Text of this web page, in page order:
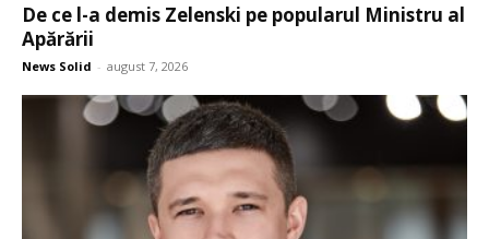
De ce l-a demis Zelenski pe popularul Ministru al
Apărării
News Solid - august 7, 2026